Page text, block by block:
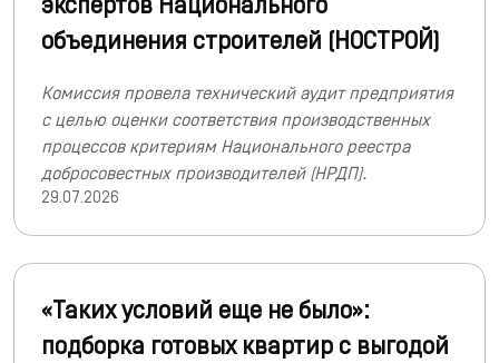
объединения строителей (НОСТРОЙ)
Комиссия провела технический аудит предприятия
с целью оценки соответствия производственных
процессов критериям Национального реестра
добросовестных производителей (НРДП).
29.07.2026
«Таких условий еще не было»:
подборка готовых квартир с выгодой